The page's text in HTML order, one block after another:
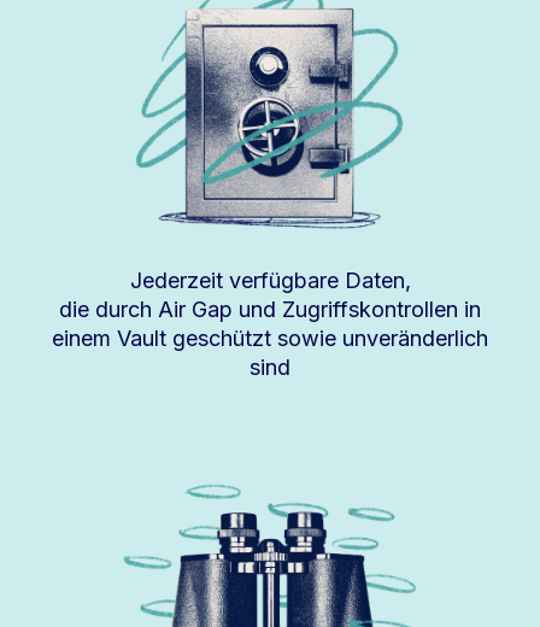
Jederzeit verfügbare Daten,
die durch Air Gap und Zugriffskontrollen in
einem Vault geschützt sowie unveränderlich
sind